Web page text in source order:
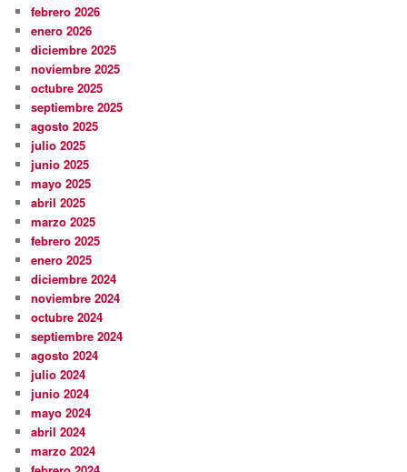
febrero 2026
enero 2026
diciembre 2025
noviembre 2025
octubre 2025
septiembre 2025
agosto 2025
julio 2025
junio 2025
mayo 2025
abril 2025
marzo 2025
febrero 2025
enero 2025
diciembre 2024
noviembre 2024
octubre 2024
septiembre 2024
agosto 2024
julio 2024
junio 2024
mayo 2024
abril 2024
marzo 2024